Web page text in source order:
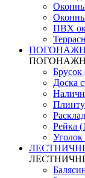
ПВХ
Брусок
Доска
Рейка
Уголок